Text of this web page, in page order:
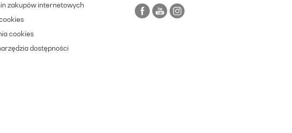
zakupów internetowych
cookies
dostępności